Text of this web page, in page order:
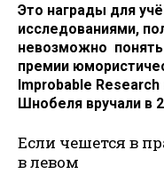
Это награды для
исследованиями,
невозможно
премии
Improbable
Шнобеля вручали в
Если чешется в
в левом